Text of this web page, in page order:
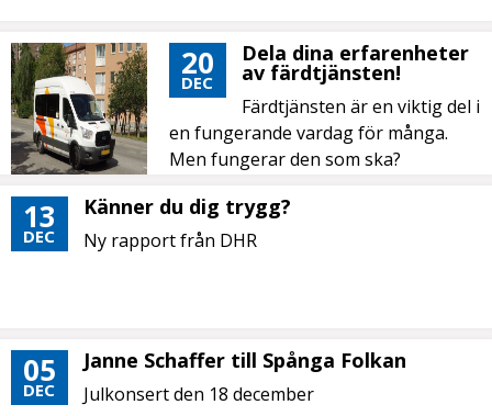
20
DEC
Dela dina erfarenheter
av färdtjänsten!
Färdtjänsten är en viktig del i
en fungerande vardag för många.
Men fungerar den som ska?
13
DEC
Känner du dig trygg?
Ny rapport från DHR
05
DEC
Janne Schaffer till Spånga Folkan
Julkonsert den 18 december